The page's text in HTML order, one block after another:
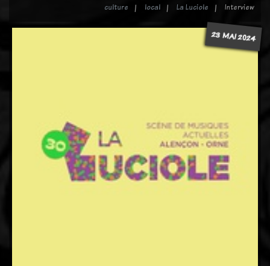
culture local La Luciole Interview
23 MAI 2024